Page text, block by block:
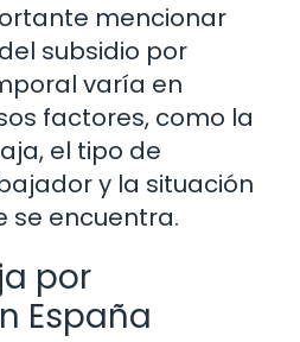
mencionar
subsidio por
varía en
factores, como la
el tipo de
y la situación
se encuentra.
por
España